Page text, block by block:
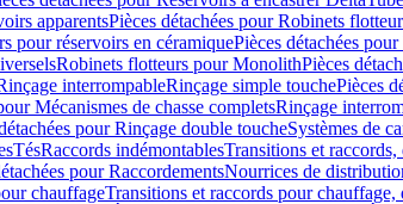
apparentsPièces détachées pour Robinets
pour réservoirs en céramiquePièces détachées
Robinets flotteurs pour MonolithPièces
interrompableRinçage simple touchePièces
Mécanismes de chasse completsRinçage
pour Rinçage double toucheSystèmes de
TésRaccords indémontablesTransitions et raccords,
pour RaccordementsNourrices de
chauffageTransitions et raccords pour chauffage,